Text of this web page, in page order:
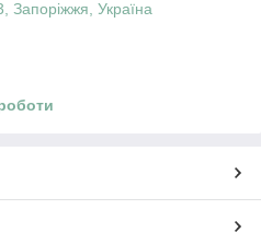
Запоріжжя, Україна